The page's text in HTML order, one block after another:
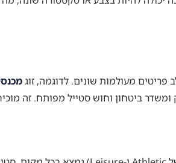
פריטים מעולמות שונים. לדוגמה, זוג
ומשדר ביטחון וחוש סטייל מפותח.